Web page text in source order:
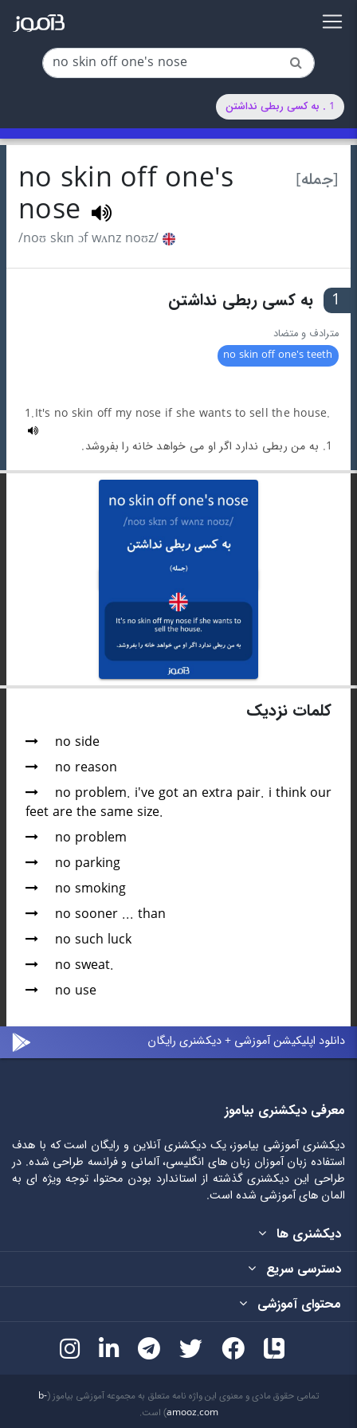
1 . به کسی ربطی نداشتن
[جمله] no skin off one's
nose
/noʊ skɪn ɔf wʌnz noʊz/
1 به کسی ربطی نداشتن
مترادف و متضاد
no skin off one's teeth
1.It's no skin off my nose if she wants to sell the house.
1. به من ربطی ندارد اگر او می خواهد خانه را بفروشد.
کلمات نزدیک
no side
no reason
no problem. i've got an extra pair. i think our
feet are the same size.
no problem
no parking
no smoking
no sooner ... than
no such luck
no sweat.
no use
دانلود اپلیکیشن آموزشی + دیکشنری رایگان
معرفی دیکشنری بیاموز
دیکشنری آموزشی بیاموز، یک دیکشنری آنلاین و رایگان است که با هدف
استفاده زبان آموزان زبان های انگلیسی، آلمانی و فرانسه طراحی شده. در
طراحی این دیکشنری گذشته از استاندارد بودن محتوا، توجه ویژه ای به
المان های آموزشی شده است.
دیکشنری ها
دسترسی سریع
محتوای آموزشی
تمامی حقوق مادی و معنوی این واژه نامه متعلق به مجموعه آموزشی بیاموز (b-
amooz.com) است.